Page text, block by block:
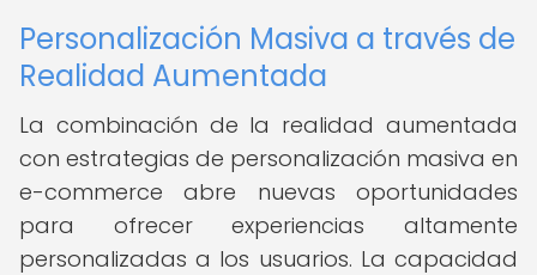
Personalización Masiva a través de
Realidad Aumentada
La combinación de la realidad aumentada
con estrategias de personalización masiva en
e-commerce abre nuevas oportunidades
para ofrecer experiencias altamente
personalizadas a los usuarios. La capacidad